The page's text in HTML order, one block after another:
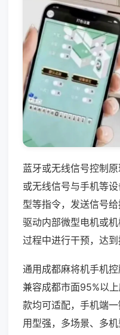
蓝牙或无线信号控制
或无线信号与手机等
型等指令，发送信号
驱动内部微型电机或
过程中进行干预，达到
通用成都麻将机手机控
兼容成都市面95%以
款均可适配，手机端
用型强，多场景、多机